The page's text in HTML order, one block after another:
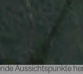
auf
La Gomera zeigt
Aussichtspunkte